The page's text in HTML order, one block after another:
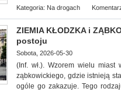
Kategoria: Na drogach
ZIEMIA KŁODZKA i
postoju
Sobota, 2026-05-30
(Inf. wł.). Wzorem wielu
ząbkowickiego, gdzie istnieją
ogóle go zakazuje. Tego